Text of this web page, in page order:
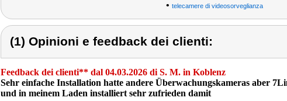
• telecamere di videosorveglianza
(1) Opinioni e feedback dei clienti:
Feedback dei clienti** dal 04.03.2026 di S. M. in Koblenz
Sehr einfache Installation hatte andere Überwachungskameras aber
und in meinem Laden installiert sehr zufrieden damit